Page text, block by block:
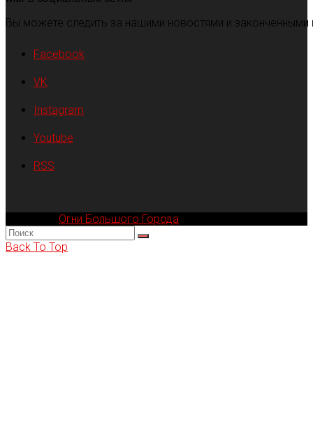
Вы можете следить за нашими новостями и
Facebook
VK
Instagram
Youtube
RSS
Огни Большого Города
Back To Top